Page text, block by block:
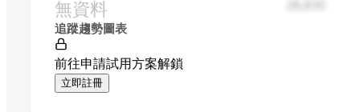
無資料
追蹤趨勢圖表
前往申請試用方案解鎖
立即註冊